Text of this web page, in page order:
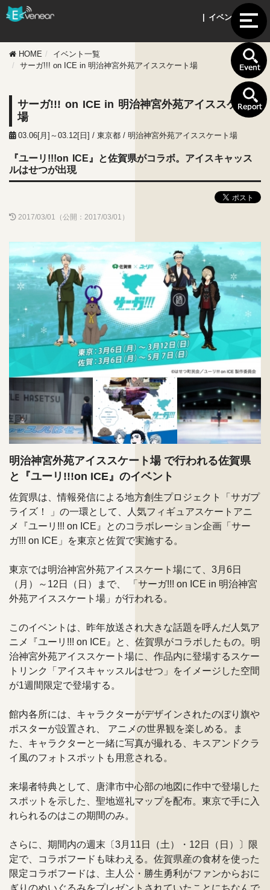
| イベント情報 |
HOME
イベント一覧
サーガ!!! on ICE in 明治神宮外苑アイススケート場
サーガ!!! on ICE in 明治神宮外苑アイススケート
場
03.06[月]～03.12[日] / 東京都 / 明治神宮外苑アイススケート場
『ユーリ!!!on ICE』と佐賀県がコラボ。アイスキャッス
ルはせつが出現
2017/03/01（公開：2017/03/01）
明治神宮外苑アイススケート場 で行われる佐賀県
と『ユーリ!!!on ICE』のイベント
佐賀県は、情報発信による地方創生プロジェクト「サガプ
ライズ！ 」の一環として、人気フィギュアスケートアニ
メ『ユーリ!!! on ICE』とのコラボレーション企画「サー
ガ!!! on ICE」を東京と佐賀で実施する。
東京では明治神宮外苑アイススケート場にて、3月6日
（月）～12日（日）まで、 「サーガ!!! on ICE in 明治神宮
外苑アイススケート場」が行われる。
このイベントは、昨年放送され大きな話題を呼んだ人気ア
ニメ『ユーリ!!! on ICE』と、佐賀県がコラボしたもの。明
治神宮外苑アイススケート場に、作品内に登場するスケー
トリンク「アイスキャッスルはせつ」をイメージした空間
が1週間限定で登場する。
館内各所には、キャラクターがデザインされたのぼり旗や
ポスターが設置され、 アニメの世界観を楽しめる​。​ま
た、キャラクターと一緒に写真が撮れる、キスアンドクラ
イ風のフォトスポットも用意される。
来場者特典として、唐津市中心部の地図に作中で登場した
スポットを示した、聖地巡礼マップを配布。東京で手に入
れられるのはこの期間のみ。
さらに、期間内の週末〔3月11日（土）・12日（日）〕限
定で、コラボフードも味わえる。佐賀県産の食材を使った
限定コラボフードは、主人公・勝生勇利がファンからおに
ぎりのぬいぐるみをプレゼントされていたことにちなんで